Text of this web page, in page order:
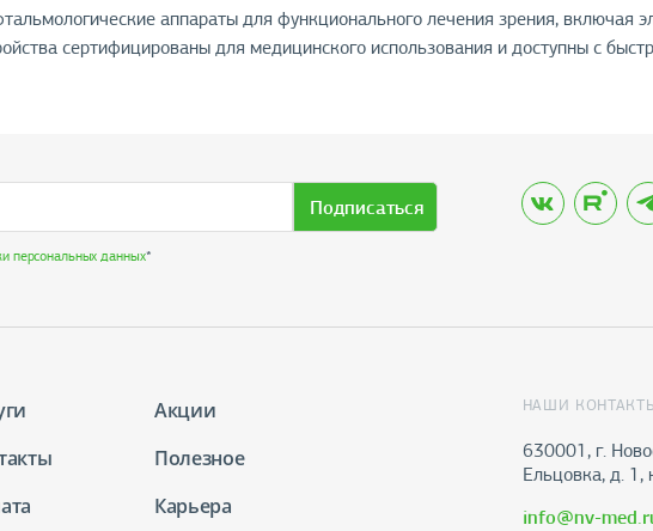
аппараты для функционального лечения зрения, включая
сертифицированы для медицинского использования и доступны с
Подписаться
персональных данных*
Акции
Полезное
Карьера
НАШИ
630001, г.
Ельцовка, д. 1,
info@nv-